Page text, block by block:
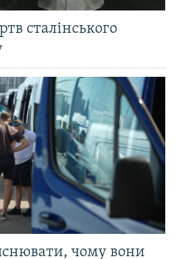
сталінського
чому вони